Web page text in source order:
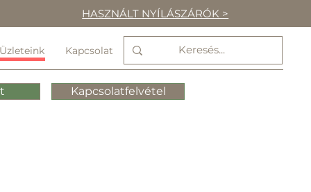
HASZNÁLT NYÍLÁSZÁRÓK >
Üzleteink Kapcsolat
Kapcsolatfelvétel